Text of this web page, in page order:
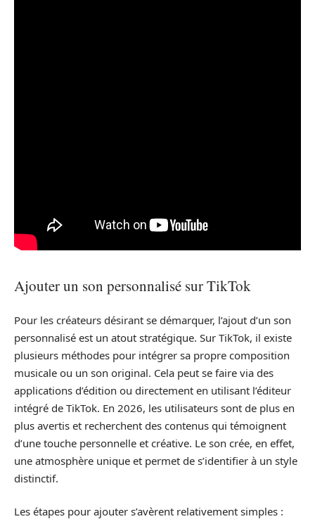
Ajouter un son personnalisé sur TikTok
Pour les créateurs désirant se démarquer, l’ajout d’un son
personnalisé est un atout stratégique. Sur TikTok, il existe
plusieurs méthodes pour intégrer sa propre composition
musicale ou un son original. Cela peut se faire via des
applications d’édition ou directement en utilisant l’éditeur
intégré de TikTok. En 2026, les utilisateurs sont de plus en
plus avertis et recherchent des contenus qui témoignent
d’une touche personnelle et créative. Le son crée, en effet,
une atmosphère unique et permet de s’identifier à un style
distinctif.
Les étapes pour ajouter s’avèrent relativement simples :